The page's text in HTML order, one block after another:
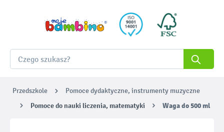
Przedszkole Pomoce dydaktyczne, instrumenty muzyczne
Pomoce do nauki liczenia, matematyki Waga do 500 ml